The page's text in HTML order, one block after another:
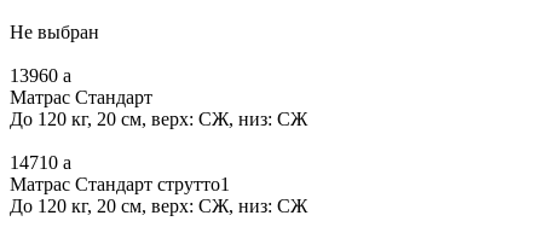
Не выбран
13960 a
Матрас Стандарт
До 120 кг, 20 см, верх: СЖ, низ: СЖ
14710 a
Матрас Стандарт струтто1
До 120 кг, 20 см, верх: СЖ, низ: СЖ